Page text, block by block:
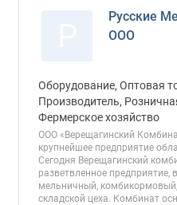
Русские
ООО
Оборудование, Оптовая
Производитель,
Фермерское хозяйство
ООО «Верещагинский
крупнейшее предприятие
Сегодня Верещагинский
разветвленное предприятие,
мельничный,
складской цеха. Комбинат